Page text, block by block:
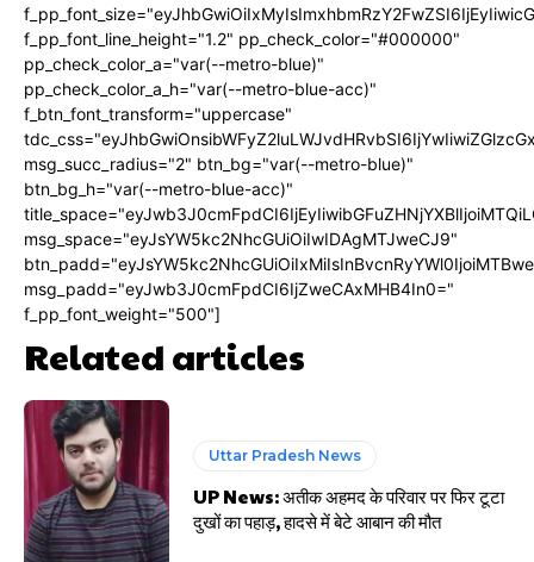
f_pp_font_line_height="1.2" pp_check_color="#000000"
pp_check_color_a="var(--metro-blue)"
pp_check_color_a_h="var(--metro-blue-acc)"
f_btn_font_transform="uppercase"
msg_succ_radius="2" btn_bg="var(--metro-blue)"
btn_bg_h="var(--metro-blue-acc)"
msg_space="eyJsYW5kc2NhcGUiOiIwIDAgMTJweCJ9"
msg_padd="eyJwb3J0cmFpdCI6IjZweCAxMHB4In0="
f_pp_font_weight="500"]
Related articles
Uttar Pradesh News
UP News: अतीक अहमद के परिवार पर फिर टूटा
दुखों का पहाड़, हादसे में बेटे आबान की मौत